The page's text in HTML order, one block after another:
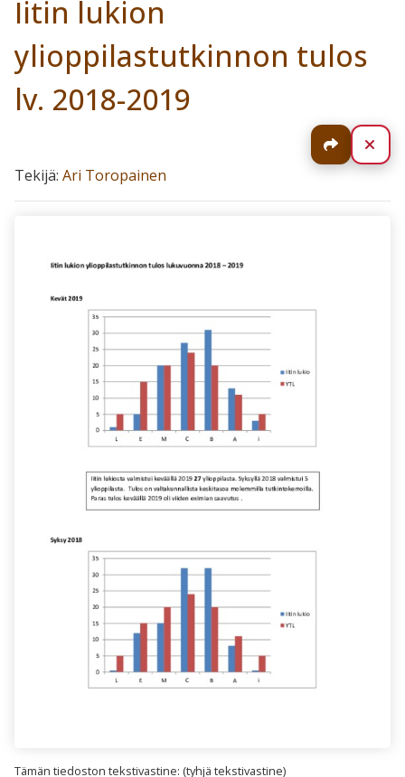
Iitin lukion
ylioppilastutkinnon tulos
lv. 2018-2019
Jaa
Tekijä: Ari Toropainen
Tämän tiedoston tekstivastine: (tyhjä tekstivastine)